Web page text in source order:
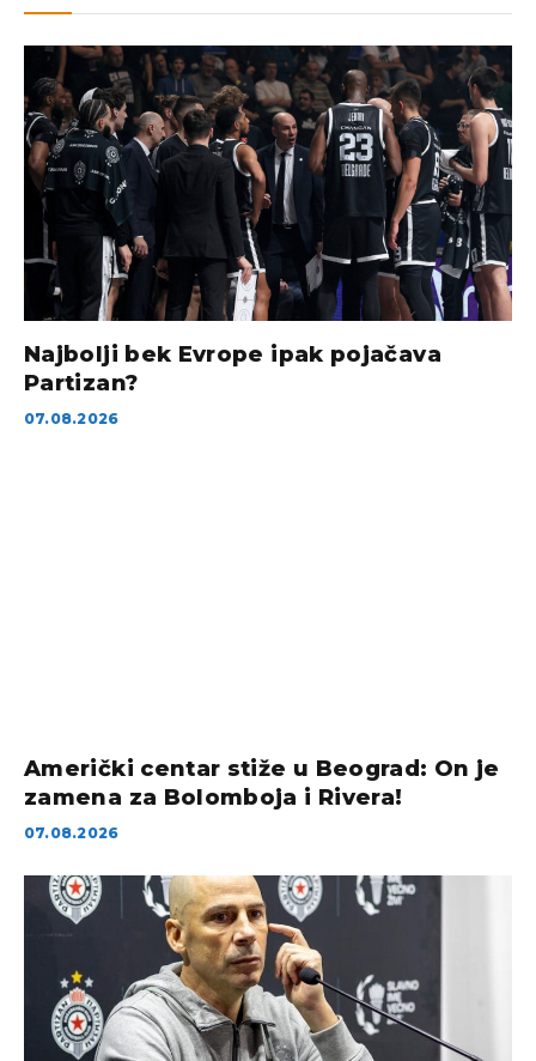
Najbolji bek Evrope ipak pojačava
Partizan?
07.08.2026
Američki centar stiže u Beograd: On je
zamena za Bolomboja i Rivera!
07.08.2026